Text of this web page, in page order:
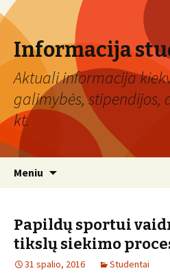
Informacija
Aktuali informacija
galimybės,
kt.
Meniu
Papildų sportui
tikslų siekimo
31 spalio, 2016 Studentai